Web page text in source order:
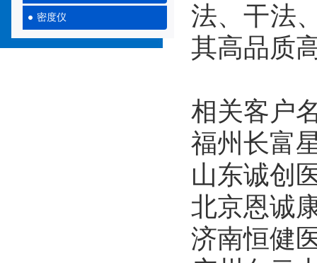
密度仪
法、干法
其高品质
相关客户
福州长富
山东诚创
北京恩诚
济南恒健